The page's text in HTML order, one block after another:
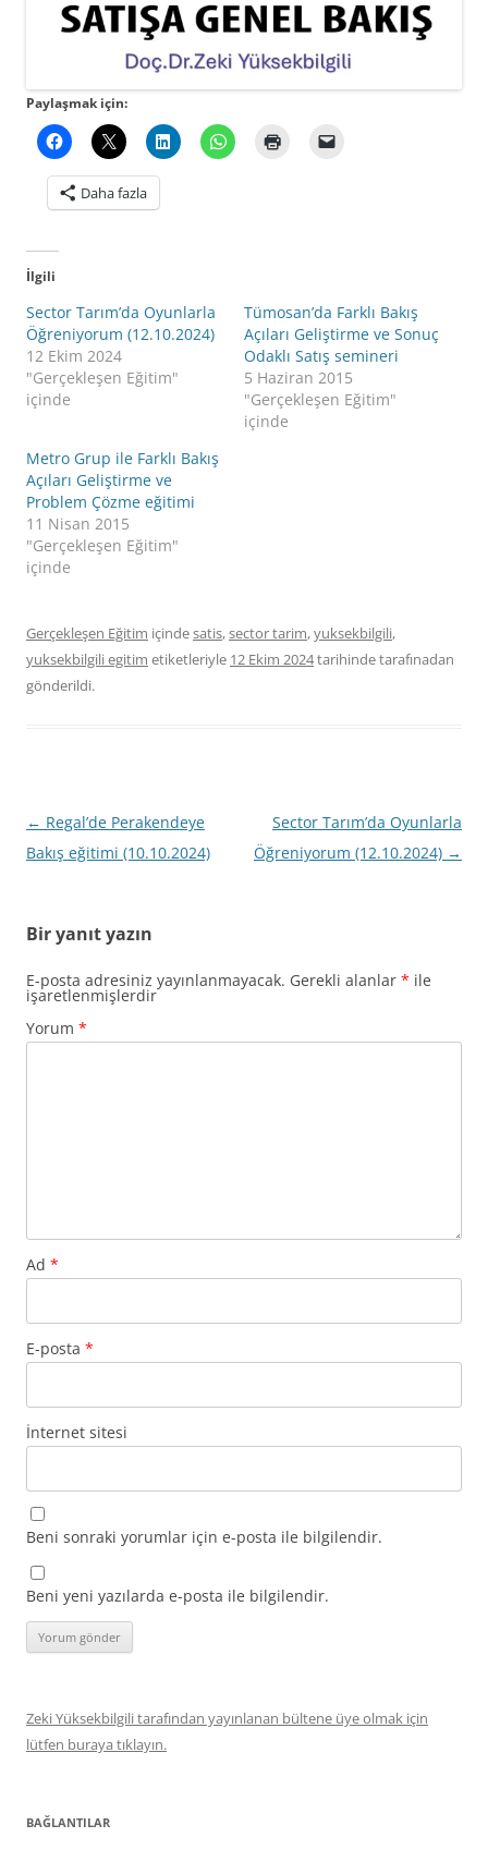
Paylaşmak için:
Daha fazla
İlgili
Sector Tarım’da Oyunlarla
Öğreniyorum (12.10.2024)
12 Ekim 2024
"Gerçekleşen Eğitim"
içinde
Tümosan’da Farklı Bakış
Açıları Geliştirme ve Sonuç
Odaklı Satış semineri
5 Haziran 2015
"Gerçekleşen Eğitim"
içinde
Metro Grup ile Farklı Bakış
Açıları Geliştirme ve
Problem Çözme eğitimi
11 Nisan 2015
"Gerçekleşen Eğitim"
içinde
Gerçekleşen Eğitim içindesatis,sector tarim,yuksekbilgili,
yuksekbilgili egitim etiketleriyle 12 Ekim 2024tarihindetarafınadan
gönderildi.
Yazı
dolaşımı
← Regal’de Perakendeye
Bakış eğitimi (10.10.2024)
Sector Tarım’da Oyunlarla
Öğreniyorum (12.10.2024) →
Bir yanıt yazın
E-posta adresiniz yayınlanmayacak. Gerekli alanlar * ile
işaretlenmişlerdir
Yorum *
Ad *
E-posta *
İnternet sitesi
Beni sonraki yorumlar için e-posta ile bilgilendir.
Beni yeni yazılarda e-posta ile bilgilendir.
Zeki Yüksekbilgili tarafından yayınlanan bültene üye olmak için
lütfen buraya tıklayın.
BAĞLANTILAR